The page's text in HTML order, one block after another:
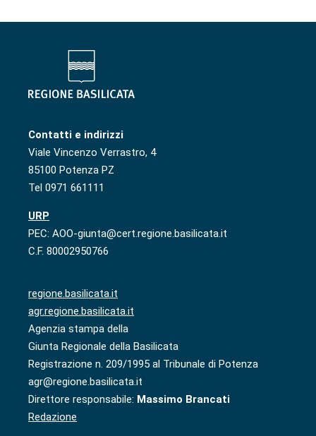
Contatti e indirizzi
Viale Vincenzo Verrastro, 4
85100 Potenza PZ
Tel 0971 661111
URP
PEC: AOO-giunta@cert.regione.basilicata.it
C.F. 80002950766
regione.basilicata.it
agr.regione.basilicata.it
Agenzia stampa della
Giunta Regionale della Basilicata
Registrazione n. 209/1995 al Tribunale di Potenza
agr@regione.basilicata.it
Direttore responsabile: Massimo Brancati
Redazione